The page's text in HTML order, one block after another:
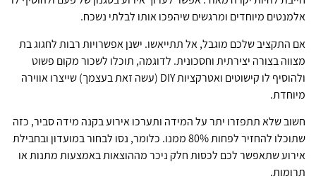
אלמנטים מיוחדים ומרגשים שיהפכו אותו לבלתי נשכח.
אם התקציב שלכם מוגבל, אל תתייאשו. ישנן אפשרויות רבות לחגוג בת
מצווה בצורה יצירתית וחסכונית. לדוגמה, תוכלו לשכור מקום פשוט
ולהוסיף לו קישוטים ואטרקציות DIY (עשה זאת בעצמך) שייצרו אווירה
מיוחדת.
חשוב שלא תתפזרו יתר על המידה ותערכו אירוע בקנה מידה סביר, כזה
שתוכלו להחזיר לפחות 80% ממנו. כלומר, נסו לבחור במועדון ובחבילת
אירוע שתאפשר לכם לכסות חלק ניכר מההוצאות באמצעות מתנות או
תרומות.